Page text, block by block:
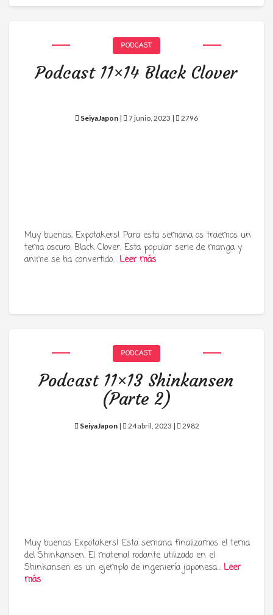
PODCAST
Podcast 11×14 Black Clover
SeiyaJapon | 7 junio, 2023 | 2796
Muy buenas, Expotakers! Para esta semana os traemos un
tema oscuro: Black Clover. Esta popular serie de manga y
anime se ha convertido… Leer más
PODCAST
Podcast 11×13 Shinkansen
(Parte 2)
SeiyaJapon| 24 abril, 2023 | 2982
Muy buenas Expotakers! Esta semana finalizamos el tema
del Shinkansen. El material rodante utilizado en el
Shinkansen es un ejemplo de ingeniería japonesa… Leer
más